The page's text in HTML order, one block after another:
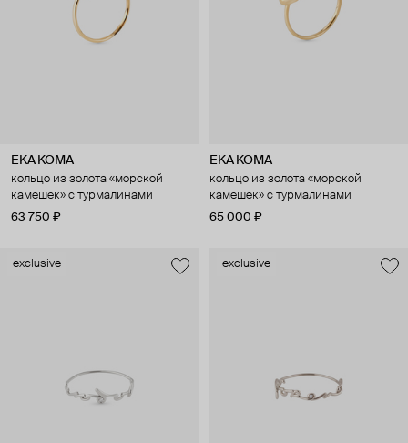
EKA KOMA
кольцо из золота «морской
камешек» с турмалинами
63 750 ₽
EKA KOMA
кольцо из золота «морской
камешек» с турмалинами
65 000 ₽
exclusive exclusive